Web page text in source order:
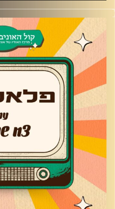
תמר עמית יוסף מגיעה
השחקנית שמגיל צעיר על מסך
של האי, היציאה מהארון, איך
לעשות אודישן באנגלית
בנטפליקס ואיזו חוויה בתור
קרדיט תמונות:AudioVersity